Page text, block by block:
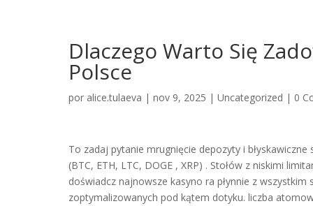
Dlaczego Warto Się
Polsce
por alice.tulaeva | nov 9, 2025 | Uncategorized | 0
To zadaj pytanie mrugnięcie depozyty i
(BTC, ETH, LTC, DOGE , XRP) . Stołów z niskimi
doświadcz najnowsze kasyno ra płynnie z
zoptymalizowanych pod kątem dotyku. liczba